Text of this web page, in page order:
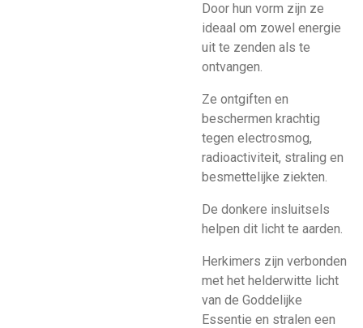
Door hun vorm zijn ze
ideaal om zowel energie
uit te zenden als te
ontvangen.
Ze ontgiften en
beschermen krachtig
tegen electrosmog,
radioactiviteit, straling en
besmettelijke ziekten.
De donkere insluitsels
helpen dit licht te aarden.
Herkimers zijn verbonden
met het helderwitte licht
van de Goddelijke
Essentie en stralen een